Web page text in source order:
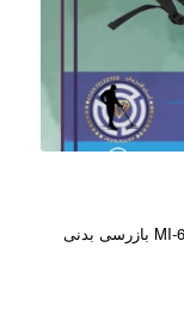
فلزیاب MI-6 ساخت کمپانی XP فرانسه فلزیاب MI-6 بازرسی بدنی